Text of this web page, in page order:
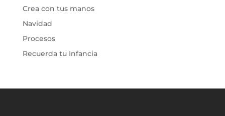
Crea con tus manos
Navidad
Procesos
Recuerda tu Infancia